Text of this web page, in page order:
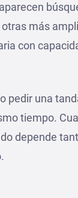
más
con
pedir una
tiempo.
depende